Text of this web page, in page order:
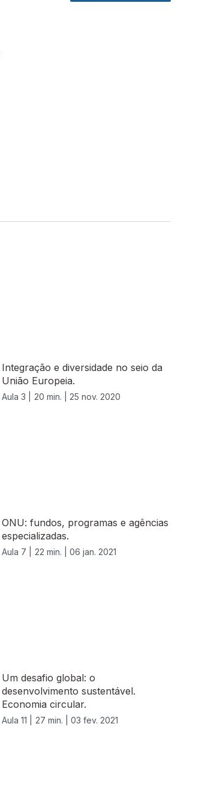
Integração e diversidade no seio da
União Europeia.
Aula 3 | 20 min. | 25 nov. 2020
ONU: fundos, programas e agências
especializadas.
Aula 7 | 22 min. | 06 jan. 2021
Um desafio global: o
desenvolvimento sustentável.
Economia circular.
Aula 11 | 27 min. | 03 fev. 2021